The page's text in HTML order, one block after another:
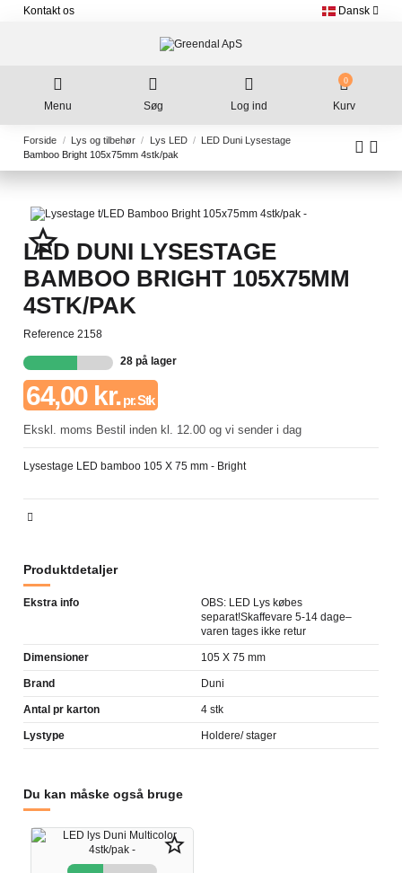
Kontakt os Dansk
Menu Søg Log ind
0
Kurv
Forside Lys og tilbehør Lys LED
LED Duni Lysestage
Bamboo Bright 105x75mm 4stk/pak
star_border
LED DUNI LYSESTAGE
BAMBOO BRIGHT 105X75MM
4STK/PAK
Reference 2158
28 på lager
64,00 kr.pr. Stk
Ekskl. moms Bestil inden kl. 12.00 og vi sender i dag
Lysestage LED bamboo 105 X 75 mm - Bright
Produktdetaljer
Ekstra info
OBS: LED Lys købes
separat!Skaffevare 5-14 dage–
varen tages ikke retur
Dimensioner 105 X 75 mm
Brand Duni
Antal pr karton 4 stk
Lystype Holdere/ stager
Du kan måske også bruge
star_border